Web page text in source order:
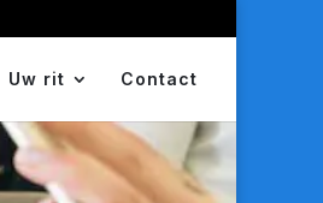
Uw rit Contact